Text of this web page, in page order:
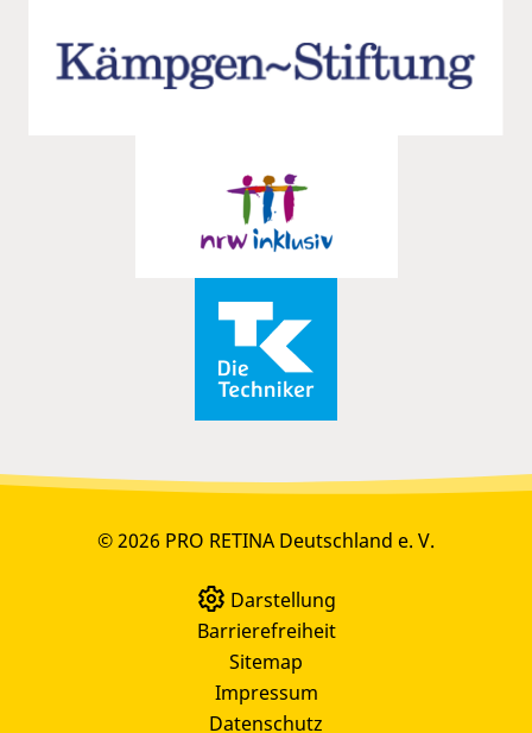
© 2026 PRO RETINA Deutschland e. V.
Darstellung
Barrierefreiheit
Sitemap
Impressum
Datenschutz